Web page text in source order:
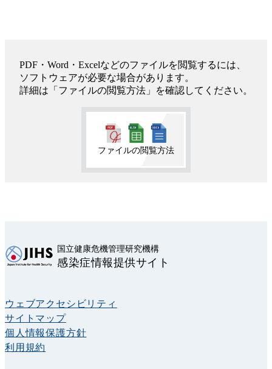
PDF・Word・Excelなどのファイルを閲覧するには、
ソフトウェアが必要な場合があります。
詳細は「ファイルの閲覧方法」を確認してください。
ファイルの閲覧方法
国立健康危機管理研究機構
感染症情報提供サイト
ウェブアクセシビリティ
サイトマップ
個人情報保護方針
利用規約